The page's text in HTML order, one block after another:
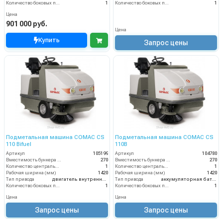
Количество боковых подметальных щёток (шт)
1
Цена
901 000 руб.
Купить
Количество боковых подметальных щёток (шт)
1
Цена
Запрос цены
Подметальная машина COMAC CS
110 Bifuel
Артикул
105199
Вместимость бункера (л)
270
Количество центральных мусоросборных валиков (шт)
1
Рабочая ширина (мм)
1420
Тип привода
двигатель внутреннего сгорания
Количество боковых подметальных щёток (шт)
1
Цена
Запрос цены
Подметальная машина COMAC CS
110B
Артикул
104780
Вместимость бункера (л)
270
Количество центральных мусоросборных валиков (шт)
1
Рабочая ширина (мм)
1420
Тип привода
аккумуляторная батарея
Количество боковых подметальных щёток (шт)
1
Цена
Запрос цены